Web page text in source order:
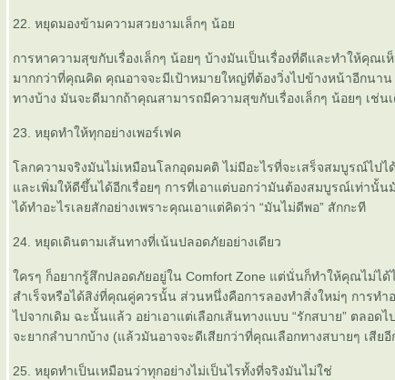
22. หยุดมองข้ามความสวยงามเล็กๆ น้อ
การหาความสุขกับเรื่องเล็กๆ น้อยๆ บ้างมันเป็นเรื่องที่ดีและทำให้คุณเ
มากกว่าที่คุณคิด คุณอาจจะมีเป้าหมายใหญ่ที่ต้องวิ่งไปข้างหน้าอีกนาน
ทางบ้าง มันจะดีมากถ้าคุณสามารถมีความสุขกับเรื่องเล็กๆ น้อยๆ เช่
23. หยุดทำให้ทุกอย่างเพอร์เฟค
ลกความจริงมันไม่เหมือนโลกอุดมคติ ไม่มีอะไรที่จะเสร็จสมบูรณ์ไปไ
ละเพิ่มให้ดีขึ้นได้อีกเรื่อยๆ การที่เอาแต่บอกว่ามันต้องสมบูรณ์เท่านั้
ได้ทำอะไรเลยสักอย่างเพราะคุณเอาแต่คิดว่า “มันไม่ดีพอ” สักกะที
24. หยุดเดินตามเส้นทางที่เน้นปลอดภัยอย่างเดียว
ครๆ ก็อยากรู้สึกปลอดภัยอยู่ใน Comfort Zone แต่นั่นก็ทำให้คุณไม่ได้
สำเร็จหรือได้สิง่ที่คุณคู่ควรนั้น ส่วนหนึ่งคือการลองทำสิ่งใหม่ๆ การทำ
ไปจากเดิม ฉะนั้นแล้ว อย่าเอาแต่เลือกเส้นทางแบบ “รักสบาย” ตลอด
จะยากลำบากบ้าง (แล้วมันอาจจะดีเสียกว่าที่คุณเลือกทางสบายๆ เสียอี
25. หยุดทำเป็นเหมือนว่าทุกอย่างไม่เป็นไรทั้งที่จริงมันไม่ใช่